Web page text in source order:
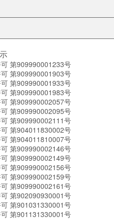
第909990001233号
第909990001903号
第909990001933号
第909990001983号
第909990002057号
第909990002095号
第909990002111号
第904011830002号
第904011810007号
第909990002146号
第909990002149号
第909990002156号
第909990002159号
第909990002161号
第902090930001号
第901031330001号
第901131330001号